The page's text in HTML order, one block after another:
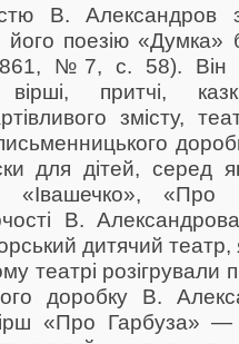
В. Александров
поезію «Думка»
№7, с. 58). Він
вірші, притчі,
змісту,
для дітей, серед
«Івашечко», «Про
В.
дитячий театр,
театрі розігрували
доробку В.
«Про Гарбуза»